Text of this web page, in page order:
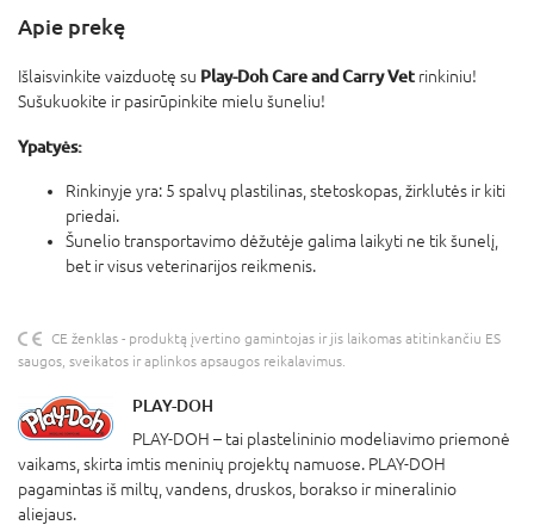
Apie prekę
Išlaisvinkite vaizduotę su Play-Doh Care and Carry Vet rinkiniu!
Sušukuokite ir pasirūpinkite mielu šuneliu!
Ypatyės:
Rinkinyje yra: 5 spalvų plastilinas, stetoskopas, žirklutės ir kiti
priedai.
Šunelio transportavimo dėžutėje galima laikyti ne tik šunelį,
bet ir visus veterinarijos reikmenis.
CE ženklas - produktą įvertino gamintojas ir jis laikomas atitinkančiu ES
saugos, sveikatos ir aplinkos apsaugos reikalavimus.
PLAY-DOH
PLAY-DOH – tai plastelininio modeliavimo priemonė
vaikams, skirta imtis meninių projektų namuose. PLAY-DOH
pagamintas iš miltų, vandens, druskos, borakso ir mineralinio
aliejaus.